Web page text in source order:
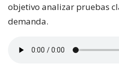
objetivo analizar pruebas
demanda.